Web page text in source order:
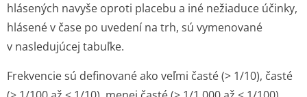
hlásených navyše oproti placebu a iné nežiaduce účinky,
hlásené v čase po uvedení na trh, sú vymenované
v nasledujúcej tabuľke.
Frekvencie sú definované ako veľmi časté (> 1/10), časté